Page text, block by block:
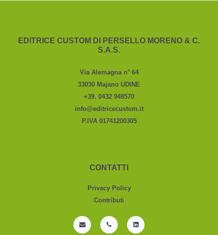
EDITRICE CUSTOM DI PERSELLO MORENO & C.
S.A.S.
Via Alemagna n° 64
33030 Majano UDINE
+39. 0432 948570
info@editricecustom.it
P.IVA 01741200305
CONTATTI
Privacy Policy
Contributi